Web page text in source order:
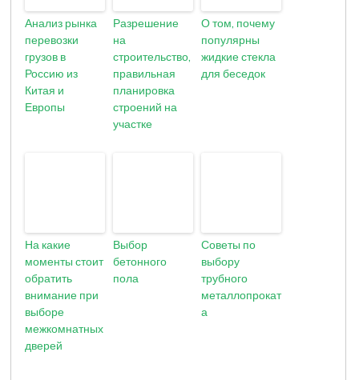
Анализ рынка
перевозки
грузов в
Россию из
Китая и
Европы
Разрешение
на
строительство,
правильная
планировка
строений на
участке
О том, почему
популярны
жидкие стекла
для беседок
На какие
моменты стоит
обратить
внимание при
выборе
межкомнатных
дверей
Выбор
бетонного
пола
Советы по
выбору
трубного
металлопрокат
а